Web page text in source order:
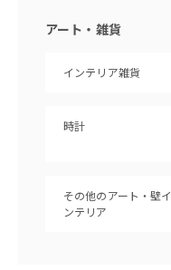
アート・雑貨
インテリア雑貨
時計
その他のアート・壁イ
ンテリア